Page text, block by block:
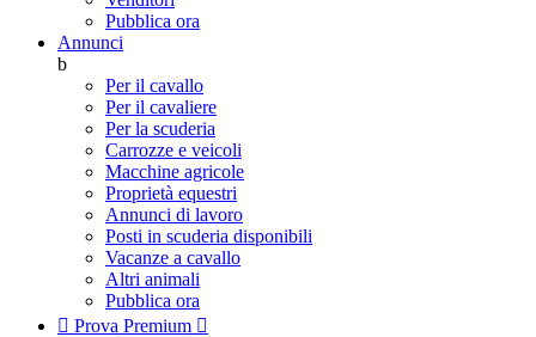
Pubblica ora
Annunci
b
Per il cavallo
Per il cavaliere
Per la scuderia
Carrozze e veicoli
Macchine agricole
Proprietà equestri
Annunci di lavoro
Posti in scuderia disponibili
Vacanze a cavallo
Altri animali
Pubblica ora
 Prova Premium 